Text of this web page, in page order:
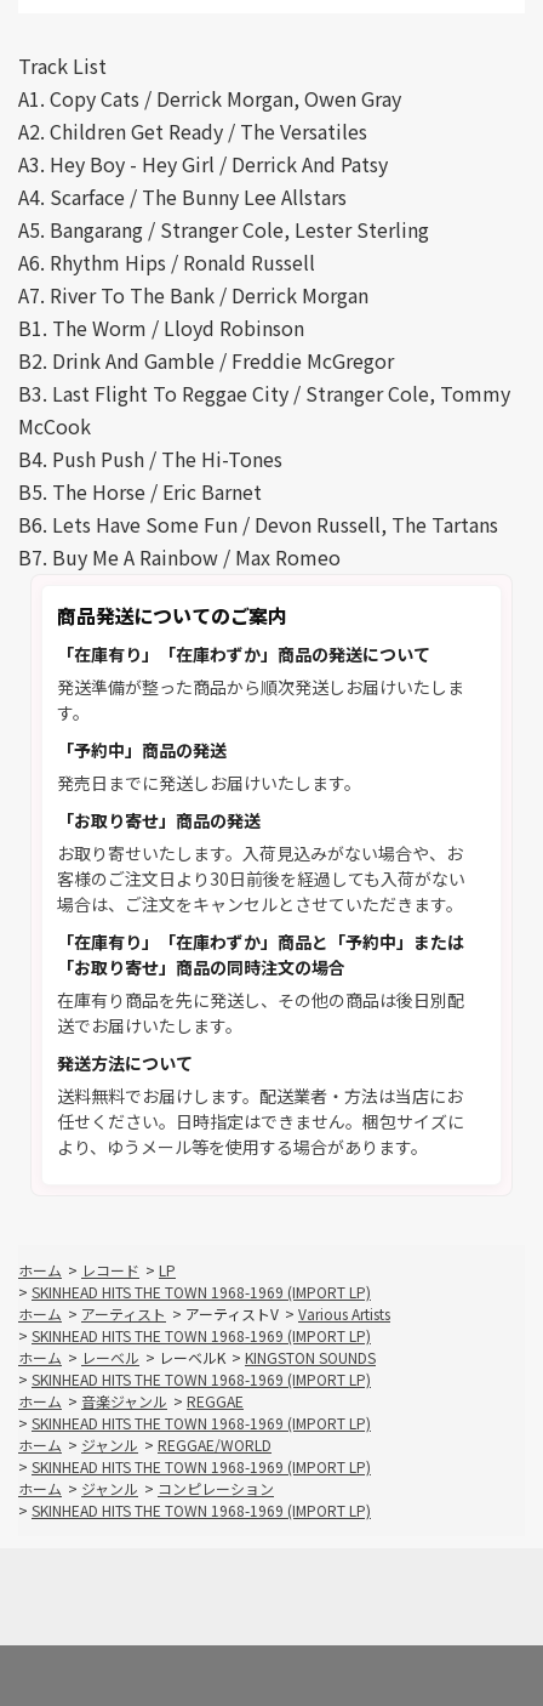
Track List
A1. Copy Cats / Derrick Morgan, Owen Gray
A2. Children Get Ready / The Versatiles
A3. Hey Boy - Hey Girl / Derrick And Patsy
A4. Scarface / The Bunny Lee Allstars
A5. Bangarang / Stranger Cole, Lester Sterling
A6. Rhythm Hips / Ronald Russell
A7. River To The Bank / Derrick Morgan
B1. The Worm / Lloyd Robinson
B2. Drink And Gamble / Freddie McGregor
B3. Last Flight To Reggae City / Stranger Cole, Tommy
McCook
B4. Push Push / The Hi-Tones
B5. The Horse / Eric Barnet
B6. Lets Have Some Fun / Devon Russell, The Tartans
B7. Buy Me A Rainbow / Max Romeo
商品発送についてのご案内
「在庫有り」「在庫わずか」商品の発送について
発送準備が整った商品から順次発送しお届けいたしま
す。
「予約中」商品の発送
発売日までに発送しお届けいたします。
「お取り寄せ」商品の発送
お取り寄せいたします。入荷見込みがない場合や、お
客様のご注文日より30日前後を経過しても入荷がない
場合は、ご注文をキャンセルとさせていただきます。
「在庫有り」「在庫わずか」商品と「予約中」または
「お取り寄せ」商品の同時注文の場合
在庫有り商品を先に発送し、その他の商品は後日別配
送でお届けいたします。
発送方法について
送料無料でお届けします。配送業者・方法は当店にお
任せください。日時指定はできません。梱包サイズに
より、ゆうメール等を使用する場合があります。
ホーム > レコード > LP
> SKINHEAD HITS THE TOWN 1968-1969 (IMPORT LP)
ホーム > アーティスト > アーティストV > Various Artists
> SKINHEAD HITS THE TOWN 1968-1969 (IMPORT LP)
ホーム > レーベル > レーベルK > KINGSTON SOUNDS
> SKINHEAD HITS THE TOWN 1968-1969 (IMPORT LP)
ホーム > 音楽ジャンル > REGGAE
> SKINHEAD HITS THE TOWN 1968-1969 (IMPORT LP)
ホーム > ジャンル > REGGAE/WORLD
> SKINHEAD HITS THE TOWN 1968-1969 (IMPORT LP)
ホーム > ジャンル > コンピレーション
> SKINHEAD HITS THE TOWN 1968-1969 (IMPORT LP)